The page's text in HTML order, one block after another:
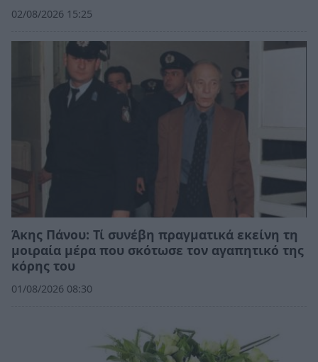
02/08/2026 15:25
Άκης Πάνου: Τί συνέβη πραγματικά εκείνη τη
μοιραία μέρα που σκότωσε τον αγαπητικό της
κόρης του
01/08/2026 08:30